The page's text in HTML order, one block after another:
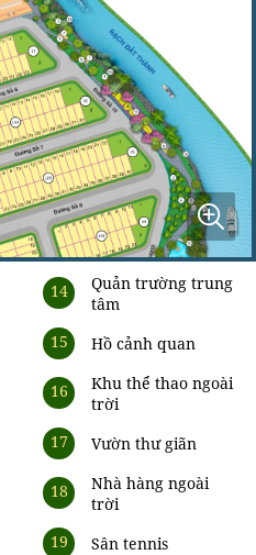
14
Quản trường trung
tâm
15
Hồ cảnh quan
16
Khu thể thao ngoài
trời
17
Vườn thư giãn
18
Nhà hàng ngoài
trời
19
Sân tennis